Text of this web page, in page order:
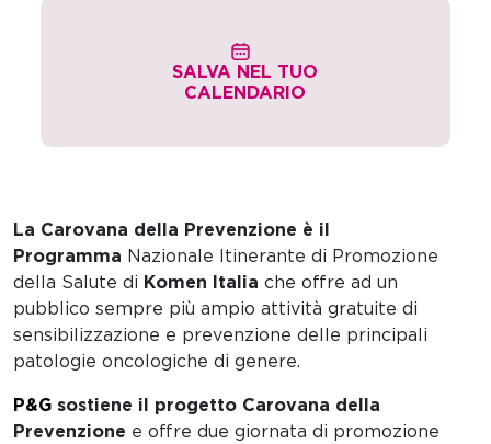
SALVA NEL TUO
CALENDARIO
La Carovana della Prevenzione è il
Programma Nazionale Itinerante di Promozione
della Salute di Komen Italia che offre ad un
pubblico sempre più ampio attività gratuite di
sensibilizzazione e prevenzione delle principali
patologie oncologiche di genere.
P&G sostiene il progetto Carovana della
Prevenzione e offre due giornata di promozione